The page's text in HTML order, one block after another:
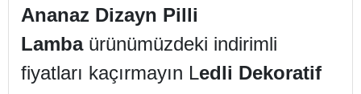
Ananaz Dizayn Pilli
Lamba ürünümüzdeki indirimli
fiyatları kaçırmayın Ledli Dekoratif